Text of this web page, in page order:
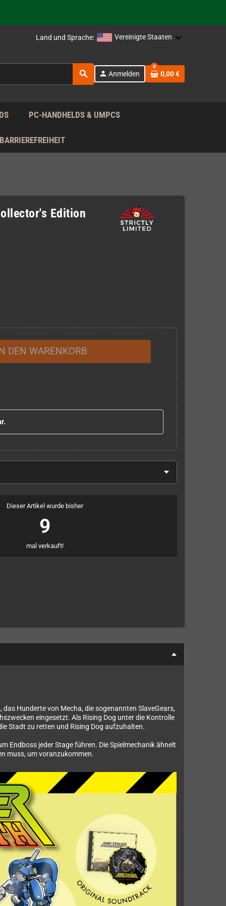
Land und Sprache: Vereinigte Staaten
search person Anmelden
0
0,00 €
PC-HANDHELDS & UMPCS
Edition
DEN WARENKORB
Dieser Artikel wurde bisher
9
mal verkauft!
Hunderte von Mecha, die sogenannten SlaveGears,
eingesetzt. Als Rising Dog unter die Kontrolle
Stadt zu retten und Rising Dog aufzuhalten.
Endboss jeder Stage führen. Die Spielmechanik ähnelt
muss, um voranzukommen.